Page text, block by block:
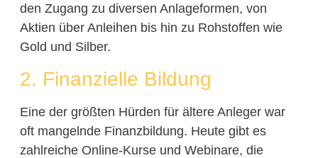
den Zugang zu diversen Anlageformen, von
Aktien über Anleihen bis hin zu Rohstoffen wie
Gold und Silber.
2. Finanzielle Bildung
Eine der größten Hürden für ältere Anleger war
oft mangelnde Finanzbildung. Heute gibt es
zahlreiche Online-Kurse und Webinare, die